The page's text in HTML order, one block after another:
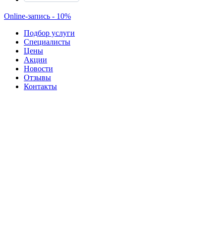
Online-запись - 10%
Подбор услуги
Специалисты
Цены
Акции
Новости
Отзывы
Контакты